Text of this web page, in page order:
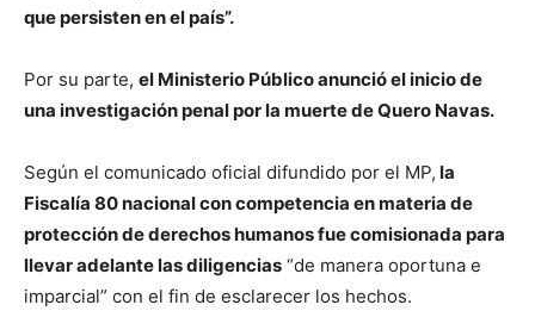
que persisten en el país”.
Por su parte, el Ministerio Público anunció el inicio de
una investigación penal por la muerte de Quero Navas.
Según el comunicado oficial difundido por el MP, la
Fiscalía 80 nacional con competencia en materia de
protección de derechos humanos fue comisionada para
llevar adelante las diligencias “de manera oportuna e
imparcial” con el fin de esclarecer los hechos.